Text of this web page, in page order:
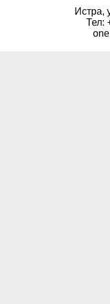
Истра,
Тел: